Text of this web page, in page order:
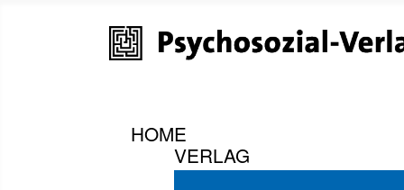
HOME
VERLAG